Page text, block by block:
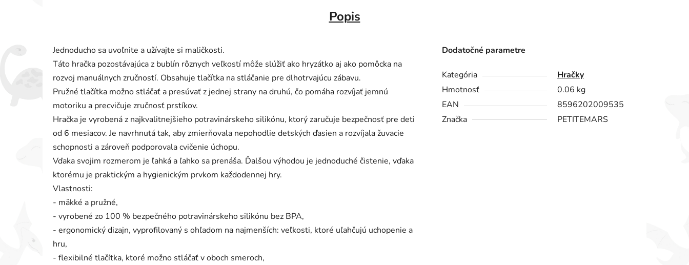
Popis
Jednoducho sa uvoľnite a užívajte si maličkosti.
Táto hračka pozostávajúca z bublín rôznych veľkostí môže slúžiť ako hryzátko aj ako pomôcka na
rozvoj manuálnych zručností. Obsahuje tlačítka na stláčanie pre dlhotrvajúcu zábavu.
Pružné tlačítka možno stláčať a presúvať z jednej strany na druhú, čo pomáha rozvíjať jemnú
motoriku a precvičuje zručnosť prstíkov.
Hračka je vyrobená z najkvalitnejšieho potravinárskeho silikónu, ktorý zaručuje bezpečnosť pre deti
od 6 mesiacov. Je navrhnutá tak, aby zmierňovala nepohodlie detských ďasien a rozvíjala žuvacie
schopnosti a zároveň podporovala cvičenie úchopu.
Vďaka svojim rozmerom je ľahká a ľahko sa prenáša. Ďalšou výhodou je jednoduché čistenie, vďaka
ktorému je praktickým a hygienickým prvkom každodennej hry.
Vlastnosti:
- mäkké a pružné,
- vyrobené zo 100 % bezpečného potravinárskeho silikónu bez BPA,
- ergonomický dizajn, vyprofilovaný s ohľadom na najmenších: veľkosti, ktoré uľahčujú uchopenie a
hru,
- flexibilné tlačítka, ktoré možno stláčať v oboch smeroch,
Dodatočné parametre
Kategória
Hračky
Hmotnosť
0.06 kg
EAN
8596202009535
Značka
PETITEMARS